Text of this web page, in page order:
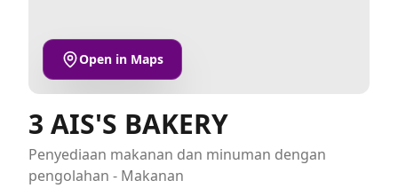
Open in Maps
3 AIS'S BAKERY
Penyediaan makanan dan minuman dengan
pengolahan - Makanan